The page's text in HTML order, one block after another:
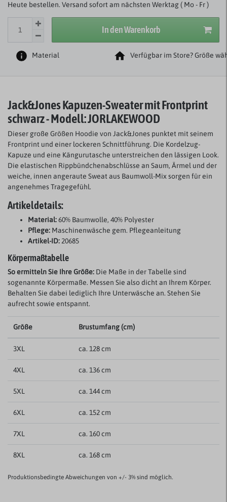
Heute bestellen. Versand sofort am nächsten Werktag ( Mo - Fr )
In den Warenkorb
Material Verfügbar im Store? Größe
Jack&Jones Kapuzen-Sweater mit Frontprint
schwarz - Modell:JORLAKEWOOD
Dieser große Größen Hoodie von Jack&Jones punktet mit seinem
Frontprint und einer lockeren Schnittführung. Die Kordelzug-
Kapuze und eine Kängurutasche unterstreichen den lässigen Look.
Die elastischen Rippbündchenabschlüsse an Saum, Ärmel und der
weiche, innen angeraute Sweat aus Baumwoll-Mix sorgen für ein
angenehmes Tragegefühl.
Artikeldetails:
Material:60% Baumwolle, 40% Polyester
Pflege: Maschinenwäsche gem. Pflegeanleitung
Artikel-ID:20685
Körpermaßtabelle
So ermitteln Sie Ihre Größe: Die Maße in der Tabelle sind
sogenannte Körpermaße. Messen Sie also dicht an Ihrem Körper.
Behalten Sie dabei lediglich Ihre Unterwäsche an. Stehen Sie
aufrecht sowie entspannt.
Größe Brustumfang (cm)
3XL ca. 128 cm
4XL ca. 136 cm
5XL ca. 144 cm
6XL ca. 152 cm
7XL ca. 160 cm
8XL ca. 168 cm
Produktionsbedingte Abweichungen von +/- 3% sind möglich.